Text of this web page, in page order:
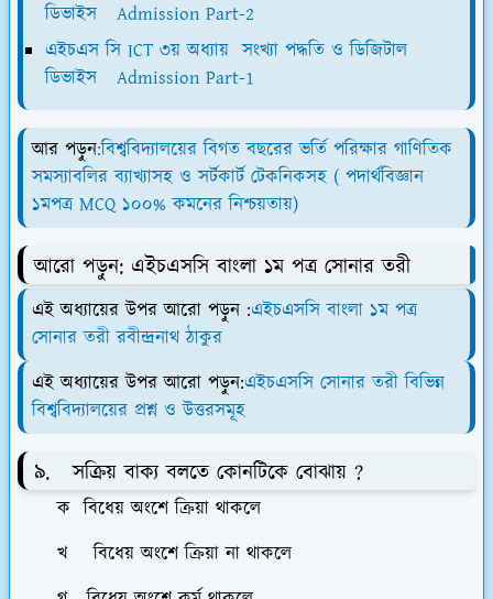
ডিভাইস Admission Part-2
এইচএস সি ICT ৩য় অধ্যায় সংখ্যা পদ্ধতি ও ডিজিটাল
ডিভাইস Admission Part-1
আর পড়ুন:বিশ্ববিদ্যালয়ের বিগত বছরের ভর্তি পরিক্ষার গাণিতিক
সমস্যাবলির ব্যাখ্যাসহ ও সর্টকার্ট টেকনিকসহ ( পদার্থবিজ্ঞান
১মপত্র MCQ ১০০% কমনের নিশ্চয়তায়)
আরো পড়ুন: এইচএসসি বাংলা ১ম পত্র সোনার তরী
এই অধ্যায়ের উপর আরো পড়ুন :এইচএসসি বাংলা ১ম পত্র
সোনার তরী রবীন্দ্রনাথ ঠাকুর
এই অধ্যায়ের উপর আরো পড়ুন:এইচএসসি সোনার তরী বিভিন্ন
বিশ্ববিদ্যালয়ের প্রশ্ন ও উত্তরসমূহ
৯. সক্রিয় বাক্য বলতে কোনটিকে বোঝায় ?
ক বিধেয় অংশে ক্রিয়া থাকলে
খ বিধেয় অংশে ক্রিয়া না থাকলে